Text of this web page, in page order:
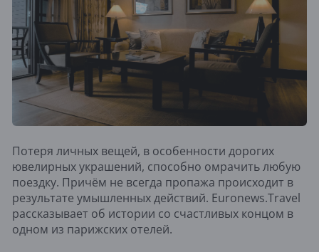
Потеря личных вещей, в особенности дорогих
ювелирных украшений, способно омрачить любую
поездку. Причём не всегда пропажа происходит в
результате умышленных действий. Euronews.Travel
рассказывает об истории со счастливых концом в
одном из парижских отелей.